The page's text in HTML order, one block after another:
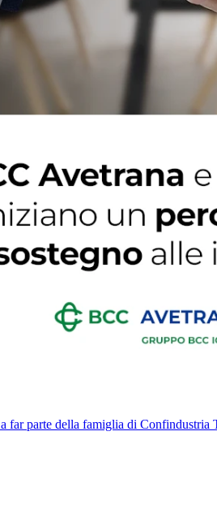
far parte della famiglia di Confindustria